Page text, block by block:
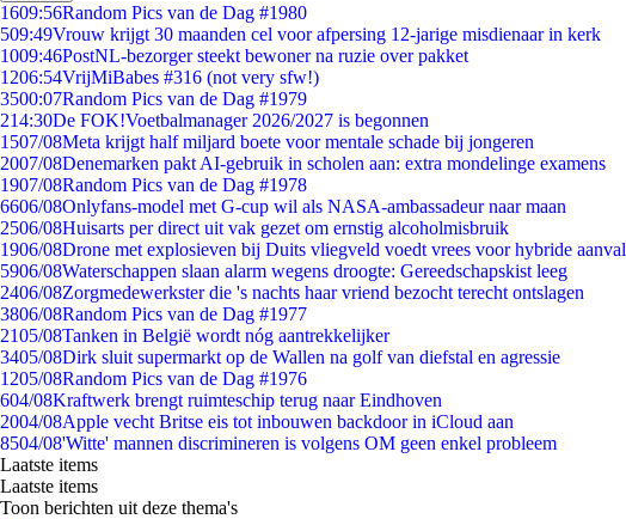
1609:56Random Pics van de Dag #1980
509:49Vrouw krijgt 30 maanden cel voor afpersing 12-jarige misdienaar in kerk
1009:46PostNL-bezorger steekt bewoner na ruzie over pakket
1206:54VrijMiBabes #316 (not very sfw!)
3500:07Random Pics van de Dag #1979
214:30De FOK!Voetbalmanager 2026/2027 is begonnen
1507/08Meta krijgt half miljard boete voor mentale schade bij jongeren
2007/08Denemarken pakt AI-gebruik in scholen aan: extra mondelinge examens
1907/08Random Pics van de Dag #1978
6606/08Onlyfans-model met G-cup wil als NASA-ambassadeur naar maan
2506/08Huisarts per direct uit vak gezet om ernstig alcoholmisbruik
1906/08Drone met explosieven bij Duits vliegveld voedt vrees voor hybride aanval
5906/08Waterschappen slaan alarm wegens droogte: Gereedschapskist leeg
2406/08Zorgmedewerkster die 's nachts haar vriend bezocht terecht ontslagen
3806/08Random Pics van de Dag #1977
2105/08Tanken in België wordt nóg aantrekkelijker
3405/08Dirk sluit supermarkt op de Wallen na golf van diefstal en agressie
1205/08Random Pics van de Dag #1976
604/08Kraftwerk brengt ruimteschip terug naar Eindhoven
2004/08Apple vecht Britse eis tot inbouwen backdoor in iCloud aan
8504/08'Witte' mannen discrimineren is volgens OM geen enkel probleem
Laatste items
Laatste items
Toon berichten uit deze thema's